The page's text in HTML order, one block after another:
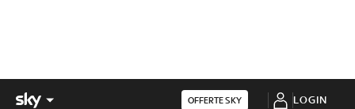
OFFERTE SKY LOGIN